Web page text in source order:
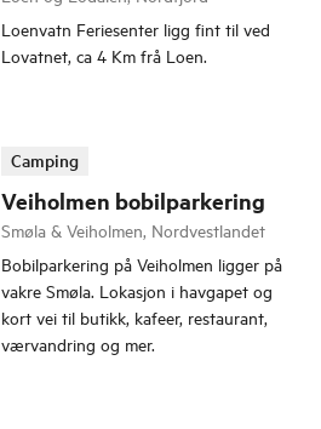
Loenvatn Feriesenter ligg fint til ved
Lovatnet, ca 4 Km frå Loen.
Veiholmen bobilparkering
Camping
Smøla & Veiholmen, Nordvestlandet
Bobilparkering på Veiholmen ligger på
vakre Smøla. Lokasjon i havgapet og
kort vei til butikk, kafeer, restaurant,
værvandring og mer.